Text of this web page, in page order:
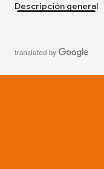
Descripción general